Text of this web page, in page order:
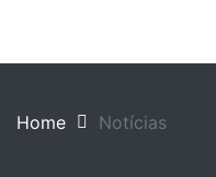
Home Notícias